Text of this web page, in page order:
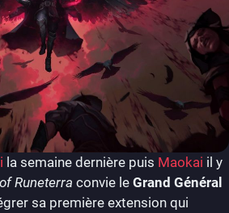
la semaine dernière puis Maokai il y
Runeterra convie le Grand Général
sa première extension qui